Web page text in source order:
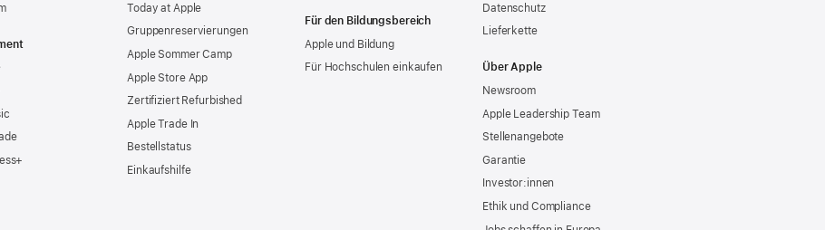
Today at Apple
Gruppen­reservierungen
Apple Sommer Camp
Apple Store App
Zertifiziert Refurbished
Apple Trade In
Bestellstatus
Einkaufshilfe
Für den Bildungsbereich
Apple und Bildung
Für Hochschulen einkaufen
Datenschutz
Lieferkette
Über Apple
Newsroom
Apple Leadership Team
Stellenangebote
Garantie
Investor:innen
Ethik und Compliance